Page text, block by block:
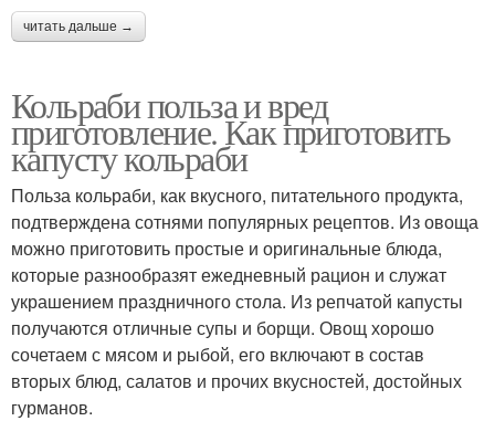
читать дальше →
Кольраби польза и вред
приготовление. Как приготовить
капусту кольраби
Польза кольраби, как вкусного, питательного продукта,
подтверждена сотнями популярных рецептов. Из овоща
можно приготовить простые и оригинальные блюда,
которые разнообразят ежедневный рацион и служат
украшением праздничного стола. Из репчатой капусты
получаются отличные супы и борщи. Овощ хорошо
сочетаем с мясом и рыбой, его включают в состав
вторых блюд, салатов и прочих вкусностей, достойных
гурманов.